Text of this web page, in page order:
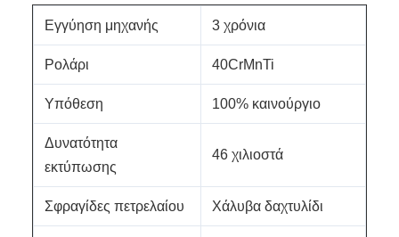
Εγγύηση μηχανής 3 χρόνια
Ρολάρι 40CrMnTi
Υπόθεση 100% καινούργιο
Δυνατότητα
εκτύπωσης
46 χιλιοστά
Σφραγίδες πετρελαίου Χάλυβα δαχτυλίδι